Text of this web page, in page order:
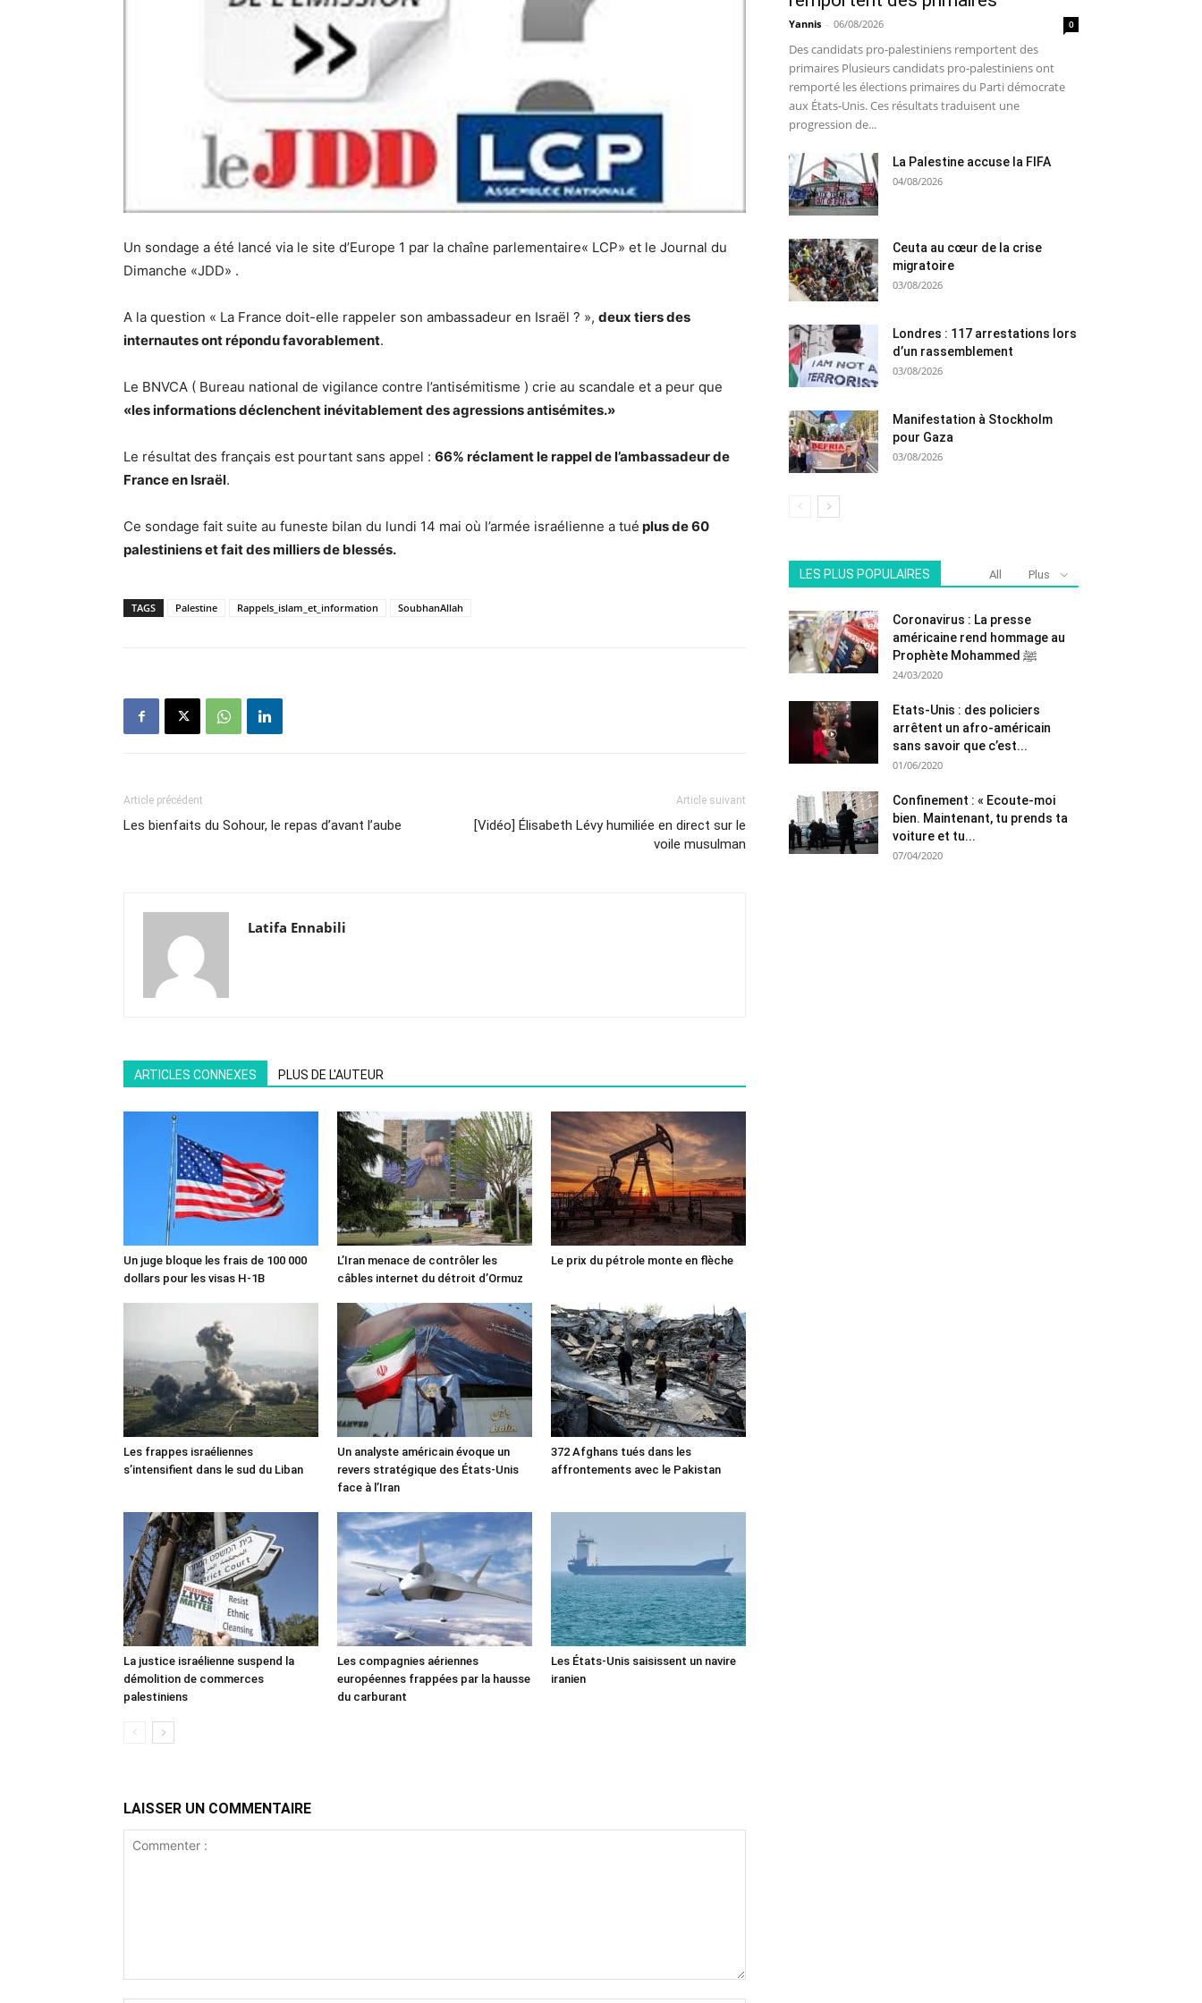
Un sondage a été lancé via le site d’Europe 1 par la chaîne parlementaire« LCP» et le Journal du
Dimanche «JDD» .
A la question « La France doit-elle rappeler son ambassadeur en Israël ? », deux tiers des
internautes ont répondu favorablement.
Le BNVCA ( Bureau national de vigilance contre l’antisémitisme ) crie au scandale et a peur que
«les informations déclenchent inévitablement des agressions antisémites.»
Le résultat des français est pourtant sans appel : 66% réclament le rappel de l’ambassadeur de
France en Israël.
Ce sondage fait suite au funeste bilan du lundi 14 mai où l’armée israélienne a tué plus de 60
palestiniens et fait des milliers de blessés.
TAGS Palestine Rappels_islam_et_information SoubhanAllah
Article précédent
Les bienfaits du Sohour, le repas d’avant l’aube
Article suivant
[Vidéo] Élisabeth Lévy humiliée en direct sur le
voile musulman
Latifa Ennabili
ARTICLES CONNEXES PLUS DE L'AUTEUR
Un juge bloque les frais de 100 000
dollars pour les visas H-1B
L’Iran menace de contrôler les
câbles internet du détroit d’Ormuz
Le prix du pétrole monte en flèche
Les frappes israéliennes
s’intensifient dans le sud du Liban
Un analyste américain évoque un
revers stratégique des États-Unis
face à l’Iran
372 Afghans tués dans les
affrontements avec le Pakistan
La justice israélienne suspend la
démolition de commerces
palestiniens
Les compagnies aériennes
européennes frappées par la hausse
du carburant
Les États-Unis saisissent un navire
iranien
LAISSER UN COMMENTAIRE
Yannis - 06/08/2026 0
Des candidats pro-palestiniens remportent des
primaires Plusieurs candidats pro-palestiniens ont
remporté les élections primaires du Parti démocrate
aux États-Unis. Ces résultats traduisent une
progression de...
La Palestine accuse la FIFA
04/08/2026
Ceuta au cœur de la crise
migratoire
03/08/2026
Londres : 117 arrestations lors
d’un rassemblement
03/08/2026
Manifestation à Stockholm
pour Gaza
03/08/2026
LES PLUS POPULAIRES All Plus
Coronavirus : La presse
américaine rend hommage au
Prophète Mohammed ﷺ
24/03/2020
Etats-Unis : des policiers
arrêtent un afro-américain
sans savoir que c’est...
01/06/2020
Confinement : « Ecoute-moi
bien. Maintenant, tu prends ta
voiture et tu...
07/04/2020